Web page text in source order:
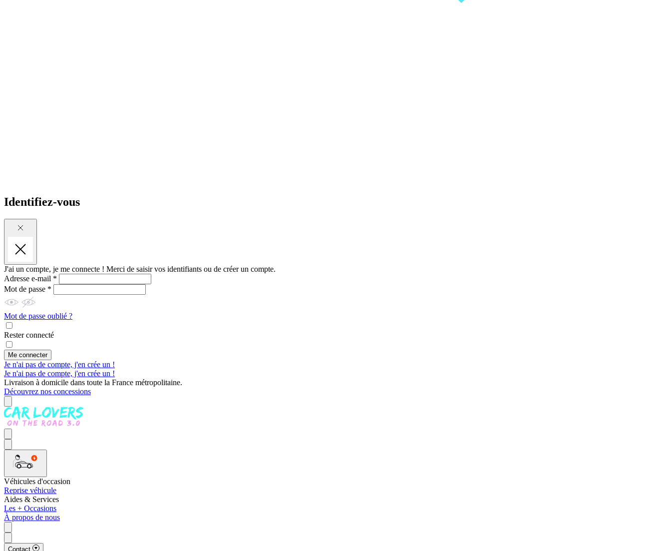
Identifiez-vous
J'ai un compte, je me connecte ! Merci de saisir vos identifiants ou de créer un compte.
Adresse e-mail *
Mot de passe *
Mot de passe oublié ?
Rester connecté
Me connecter
Je n'ai pas de compte, j'en crée un !
Je n'ai pas de compte, j'en crée un !
Livraison à domicile dans toute la France métropolitaine.
Découvrez nos concessions
Véhicules d'occasion
Reprise véhicule
Aides & Services
Les + Occasions
À propos de nous
Contact